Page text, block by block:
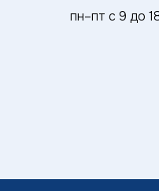
пн–пт с 9 до